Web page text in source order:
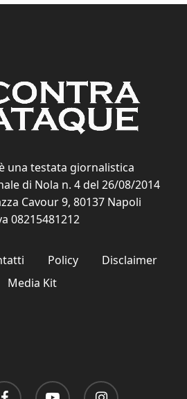
una testata giornalistica
di Nola n. 4 del 26/08/2014
Cavour 9, 80137 Napoli
08215481212
Policy
Disclaimer
Media Kit
youtube instagram